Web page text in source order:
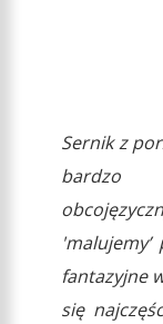
Sernik z
bardzo
fantazyjne
się